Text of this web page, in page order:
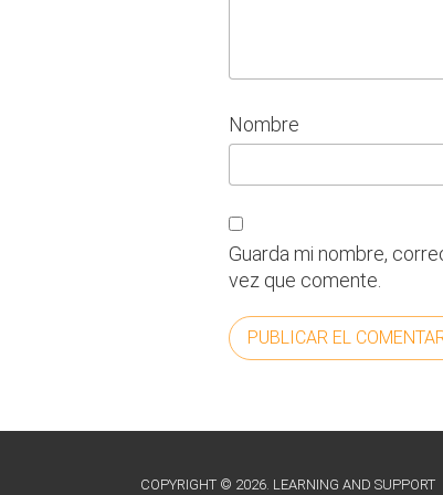
Nombre
Guarda mi nombre,
vez que comente.
COPYRIGHT © 2026. LEARNING AND SUPPORT